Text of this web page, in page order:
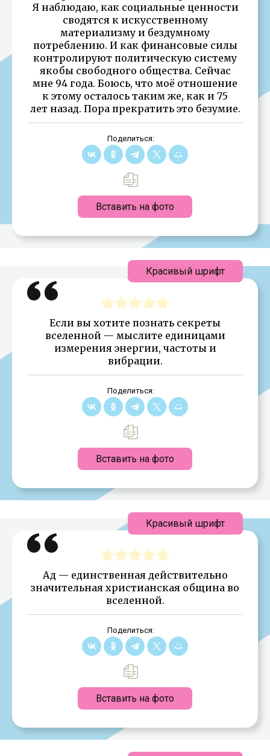
Я наблюдаю, как социальные ценности
сводятся к искусственному
материализму и бездумному
потреблению. И как финансовые силы
контролируют политическую систему
якобы свободного общества. Сейчас
мне 94 года. Боюсь, что моё отношение
к этому осталось таким же, как и 75
лет назад. Пора прекратить это безумие.
Поделиться:
Вставить на фото
Если вы хотите познать секреты
вселенной — мыслите единицами
измерения энергии, частоты и
вибрации.
Поделиться:
Вставить на фото
Красивый шрифт
Ад — единственная действительно
значительная христианская община во
вселенной.
Поделиться:
Вставить на фото
Красивый шрифт